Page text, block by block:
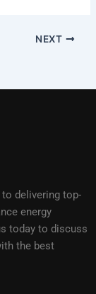
NEXT
delivering top-
energy
today to discuss
the best